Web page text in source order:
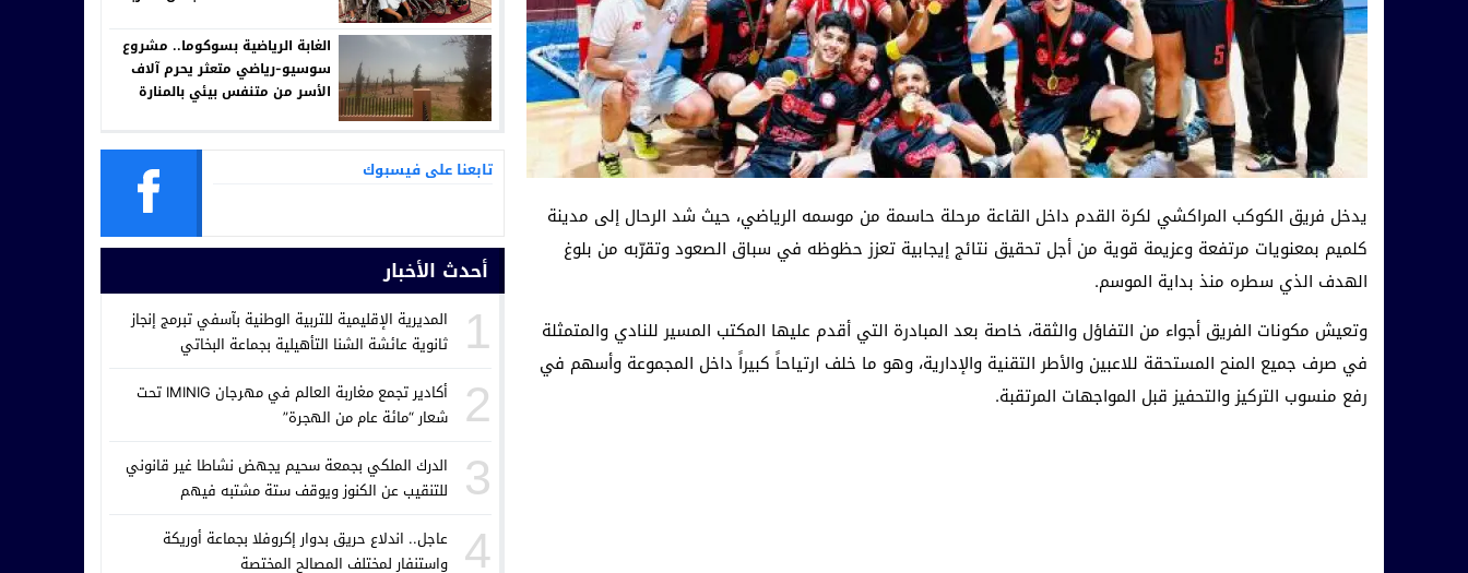
يدخل فريق الكوكب المراكشي لكرة القدم داخل القاعة مرحلة حاسمة من موسمه الرياضي، حيث شد الرحال إلى مدينة
كلميم بمعنويات مرتفعة وعزيمة قوية من أجل تحقيق نتائج إيجابية تعزز حظوظه في سباق الصعود وتقرّبه من بلوغ
الهدف الذي سطره منذ بداية الموسم.
وتعيش مكونات الفريق أجواء من التفاؤل والثقة، خاصة بعد المبادرة التي أقدم عليها المكتب المسير للنادي والمتمثلة
في صرف جميع المنح المستحقة للاعبين والأطر التقنية والإدارية، وهو ما خلف ارتياحاً كبيراً داخل المجموعة وأسهم في
رفع منسوب التركيز والتحفيز قبل المواجهات المرتقبة.
مولاي يوسف مسكين
الغابة الرياضية بسوكوما.. مشروع
سوسيو-رياضي متعثر يحرم آلاف
الأسر من متنفس بيئي بالمنارة
تابعنا على فيسبوك
أحدث الأخبار
1
المديرية الإقليمية للتربية الوطنية بآسفي تبرمج إنجاز
ثانوية عائشة الشنا التأهيلية بجماعة البخاتي
2
أكادير تجمع مغاربة العالم في مهرجان IMINIG تحت
شعار “مائة عام من الهجرة”
3
الدرك الملكي بجمعة سحيم يجهض نشاطا غير قانوني
للتنقيب عن الكنوز ويوقف ستة مشتبه فيهم
4
عاجل.. اندلاع حريق بدوار إكروفلا بجماعة أوريكة
واستنفار لمختلف المصالح المختصة